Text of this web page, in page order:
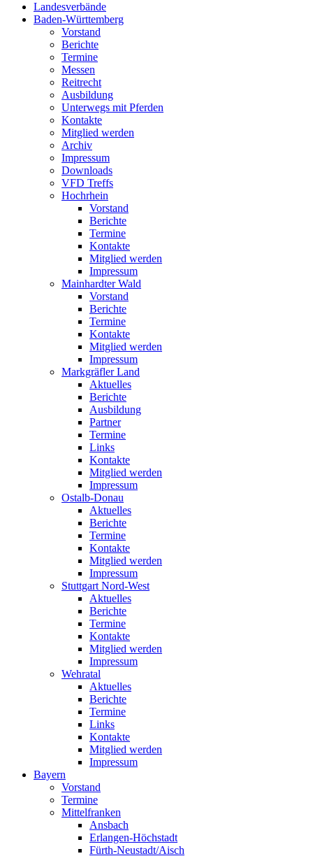
Landesverbände
Baden-Württemberg
Vorstand
Berichte
Termine
Messen
Reitrecht
Ausbildung
Unterwegs mit Pferden
Kontakte
Mitglied werden
Archiv
Impressum
Downloads
VFD Treffs
Hochrhein
Vorstand
Berichte
Termine
Kontakte
Mitglied werden
Impressum
Mainhardter Wald
Vorstand
Berichte
Termine
Kontakte
Mitglied werden
Impressum
Markgräfler Land
Aktuelles
Berichte
Ausbildung
Partner
Termine
Links
Kontakte
Mitglied werden
Impressum
Ostalb-Donau
Aktuelles
Berichte
Termine
Kontakte
Mitglied werden
Impressum
Stuttgart Nord-West
Aktuelles
Berichte
Termine
Kontakte
Mitglied werden
Impressum
Wehratal
Aktuelles
Berichte
Termine
Links
Kontakte
Mitglied werden
Impressum
Bayern
Vorstand
Termine
Mittelfranken
Ansbach
Erlangen-Höchstadt
Fürth-Neustadt/Aisch